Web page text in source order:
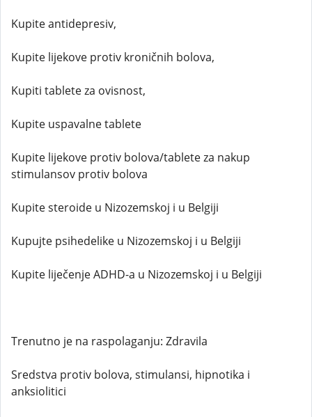
Kupite antidepresiv,
Kupite lijekove protiv kroničnih bolova,
Kupiti tablete za ovisnost,
Kupite uspavalne tablete
Kupite lijekove protiv bolova/tablete za nakup
stimulansov protiv bolova
Kupite steroide u Nizozemskoj i u Belgiji
Kupujte psihedelike u Nizozemskoj i u Belgiji
Kupite liječenje ADHD-a u Nizozemskoj i u Belgiji
Trenutno je na raspolaganju: Zdravila
Sredstva protiv bolova, stimulansi, hipnotika i
anksiolitici